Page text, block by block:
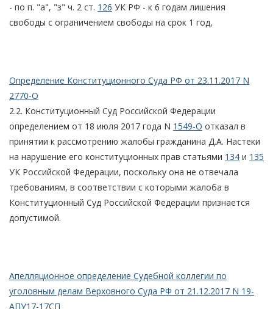
- по п. "а", "з" ч. 2 ст. 126 УК РФ - к 6 годам лишения
свободы с ограничением свободы на срок 1 год,
Определение Конституционного Суда РФ от 23.11.2017 N
2770-О
2.2. Конституционный Суд Российской Федерации
определением от 18 июля 2017 года N 1549-О отказал в
принятии к рассмотрению жалобы гражданина Д.А. Настеки
на нарушение его конституционных прав статьями 134 и 135
УК Российской Федерации, поскольку она не отвечала
требованиям, в соответствии с которыми жалоба в
Конституционный Суд Российской Федерации признается
допустимой.
Апелляционное определение Судебной коллегии по
уголовным делам Верховного Суда РФ от 21.12.2017 N 19-
АПУ17-17СП